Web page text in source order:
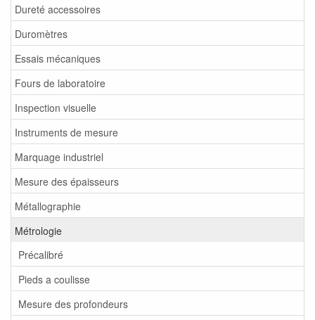
Dureté accessoires
Duromètres
Essais mécaniques
Fours de laboratoire
Inspection visuelle
Instruments de mesure
Marquage industriel
Mesure des épaisseurs
Métallographie
Métrologie
Précalibré
Pieds a coulisse
Mesure des profondeurs